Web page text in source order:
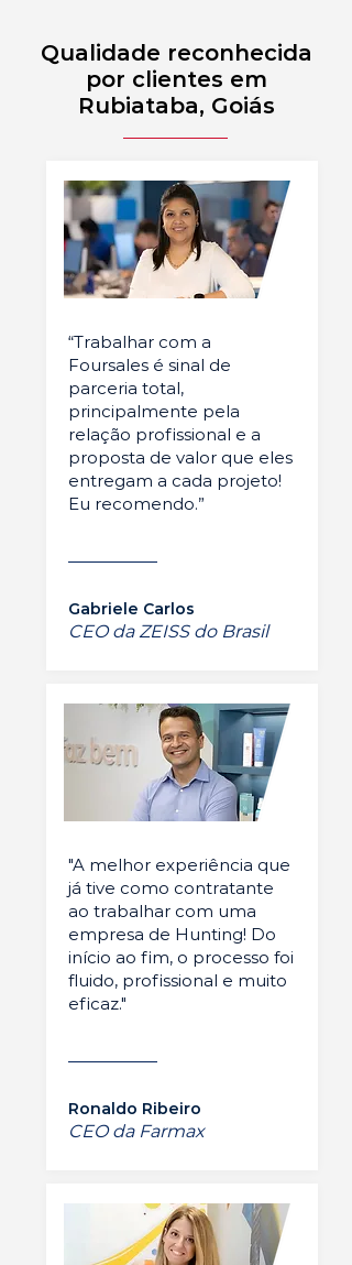
Qualidade reconhecida
por clientes em
Rubiataba, Goiás
“Trabalhar com a
Foursales é sinal de
parceria total,
principalmente pela
relação profissional e a
proposta de valor que eles
entregam a cada projeto!
Eu recomendo.”
Gabriele Carlos
CEO da ZEISS do Brasil
"A melhor experiência que
já tive como contratante
ao trabalhar com uma
empresa de Hunting! Do
início ao fim, o processo foi
fluido, profissional e muito
eficaz."
Ronaldo Ribeiro
CEO da Farmax